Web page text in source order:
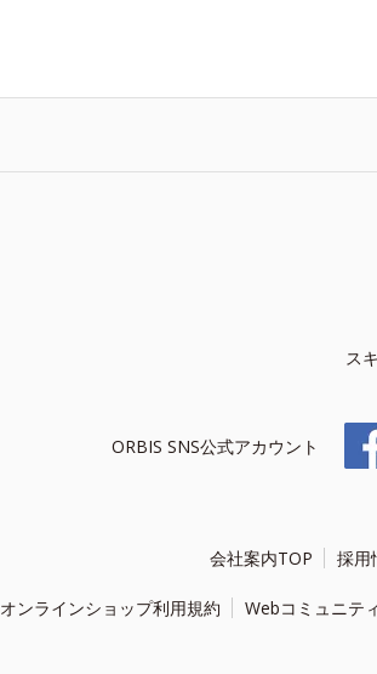
ス
ORBIS SNS公式アカウント
会社案内TOP 採用
オンラインショップ利用規約 Webコミュニテ